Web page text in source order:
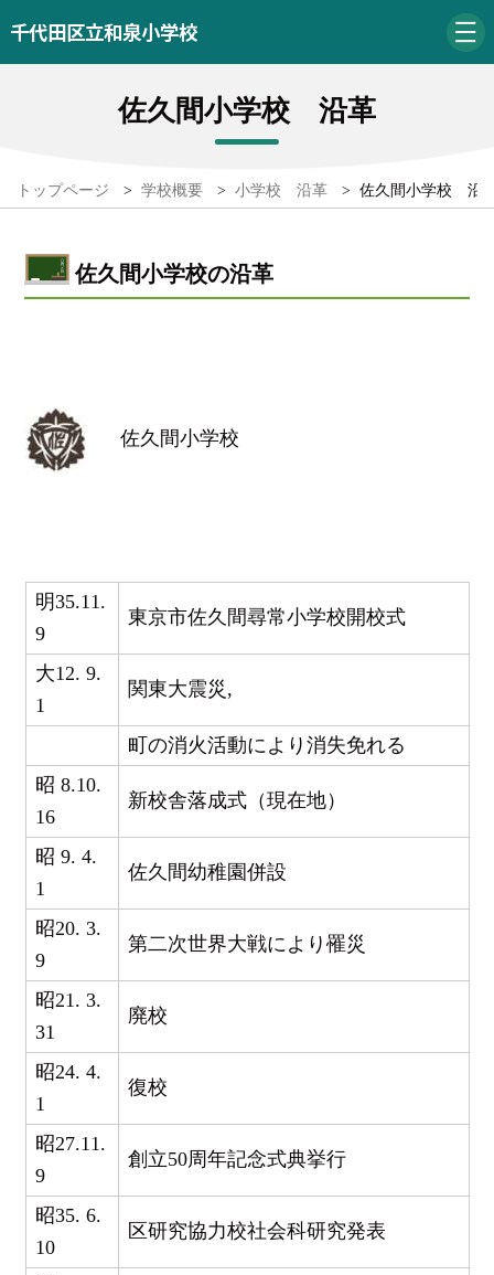
千代田区立和泉小学校
佐久間小学校 沿革
トップページ > 学校概要 > 小学校 沿革 > 佐久間小学校 沿
佐久間小学校の沿革
佐久間小学校
明35.11.
9
東京市佐久間尋常小学校開校式
大12. 9.
1
関東大震災,
町の消火活動により消失免れる
昭 8.10.
16
新校舎落成式（現在地）
昭 9. 4.
1
佐久間幼稚園併設
昭20. 3.
9
第二次世界大戦により罹災
昭21. 3.
31
廃校
昭24. 4.
1
復校
昭27.11.
9
創立50周年記念式典挙行
昭35. 6.
10
区研究協力校社会科研究発表